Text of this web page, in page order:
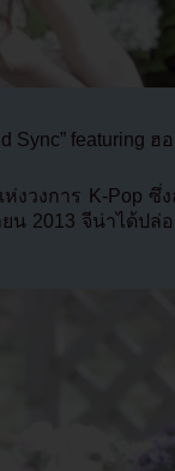
Sync” featuring
งวงการ K-Pop ซึ่
ยน 2013 จีน่าได้ป